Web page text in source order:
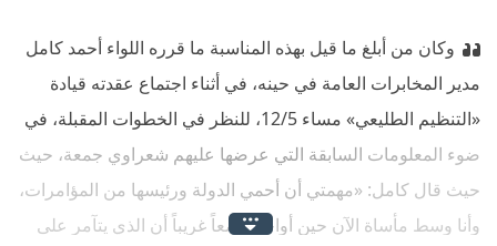
وكان من أبلغ ما قيل بهذه المناسبة ما قرره اللواء أحمد كامل
مدير المخابرات العامة في حينه، في أثناء اجتماع عقدته قيادة
«التنظيم الطليعي» مساء 12/5، للنظر في الخطوات المقبلة، في
ضوء المعلومات السابقة التي عرضها عليهم شعراوي جمعة، حيث
حيث قال كامل: «مهمتي أن أحمي الدولة ورئيسها من المؤامرات،
وأنا وسط مأساة الآن حين أواجه وضعاً غريباً أن الذي يتآمر على